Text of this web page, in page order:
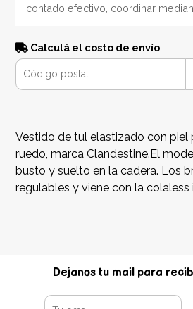
contado efectivo, coordinar
Calculá el costo de envío
Vestido de tul elastizado con piel
ruedo, marca Clandestine.El
busto y suelto en la cadera. Los
regulables y viene con la colaless
Dejanos tu mail para